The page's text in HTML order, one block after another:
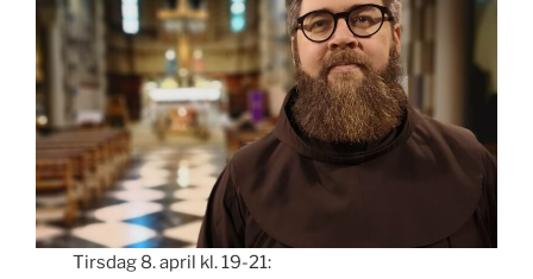
Tirsdag 8. april kl. 19-21: